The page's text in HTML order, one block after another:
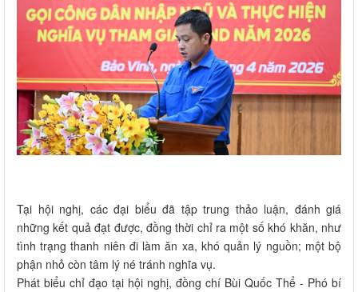
Tại hội nghị, các đại biểu đã tập trung thảo luận, đánh giá
những kết quả đạt được, đồng thời chỉ ra một số khó khăn, như
tình trạng thanh niên đi làm ăn xa, khó quản lý nguồn; một bộ
phận nhỏ còn tâm lý né tránh nghĩa vụ.
Phát biểu chỉ đạo tại hội nghị, đồng chí Bùi Quốc Thể - Phó bí